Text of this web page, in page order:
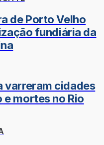
de Porto Velho
fundiária da
varreram cidades
mortes no Rio